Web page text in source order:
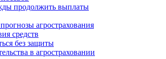
продолжить выплаты
агрострахования
средств
без защиты
в агростраховании